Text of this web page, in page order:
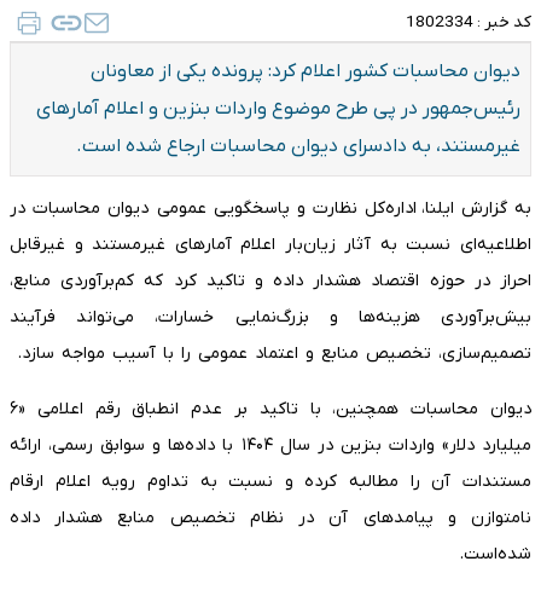
کد خبر : 1802334
دیوان محاسبات کشور اعلام کرد: پرونده یکی از معاونان
رئیس‌جمهور در پی طرح موضوع واردات بنزین و اعلام آمارهای
غیرمستند، به دادسرای دیوان محاسبات ارجاع شده است.
به گزارش ایلنا، اداره‌کل نظارت و پاسخگویی عمومی دیوان محاسبات در
اطلاعیه‌ای نسبت به آثار زیان‌بار اعلام آمارهای غیرمستند و غیرقابل
احراز در حوزه اقتصاد هشدار داده و تاکید کرد که کم‌برآوردی منابع،
بیش‌برآوردی هزینه‌ها و بزرگ‌نمایی خسارات، می‌تواند فرآیند
تصمیم‌سازی، تخصیص منابع و اعتماد عمومی را با آسیب مواجه سازد.
دیوان محاسبات همچنین، با تاکید بر عدم انطباق رقم اعلامی «۶
میلیارد دلار» واردات بنزین در سال ۱۴۰۴ با داده‌ها و سوابق رسمی، ارائه
مستندات آن را مطالبه کرده و نسبت به تداوم رویه اعلام ارقام
نامتوازن و پیامدهای آن در نظام تخصیص منابع هشدار داده
شده‌است.